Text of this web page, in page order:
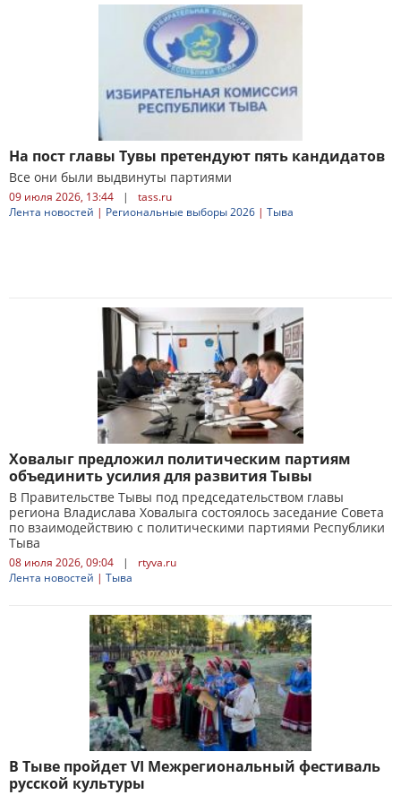
На пост главы Тувы претендуют пять кандидатов
Все они были выдвинуты партиями
09 июля 2026, 13:44 |
tass.ru
Лента новостей | Региональные выборы 2026 | Тыва
Ховалыг предложил политическим партиям
объединить усилия для развития Тывы
В Правительстве Тывы под председательством главы
региона Владислава Ховалыга состоялось заседание Совета
по взаимодействию с политическими партиями Республики
Тыва
08 июля 2026, 09:04 |
rtyva.ru
Лента новостей | Тыва
В Тыве пройдет VI Межрегиональный фестиваль
русской культуры